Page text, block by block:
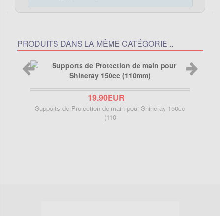
PRODUITS DANS LA MÊME CATÉGORIE ..
19.90EUR
Supports de Protection de main pour Shineray 150cc
(110